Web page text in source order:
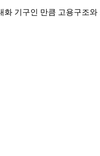
기구인 만큼 고용구조